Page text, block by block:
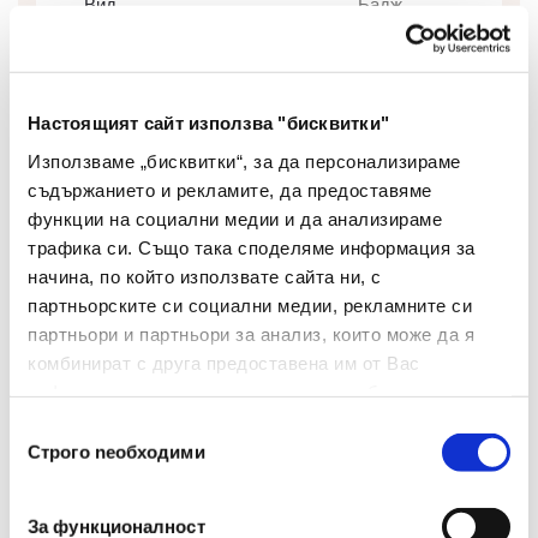
Настоящият сайт използва "бисквитки"
Използваме „бисквитки“, за да персонализираме
съдържанието и рекламите, да предоставяме
функции на социални медии и да анализираме
трафика си. Също така споделяме информация за
начина, по който използвате сайта ни, с
партньорските си социални медии, рекламните си
партньори и партньори за анализ, които може да я
комбинират с друга предоставена им от Вас
наСтрого nеобходими
За функционалност
Вид Бадж
Материал Пластмаса
Механизъм За Заключване Не
Ограничител Да
Материал На Дръжката Метал
Брой В Опаковка
Размери(мм) 32